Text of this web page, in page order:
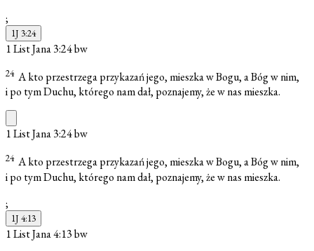
;
1J 3:24
1 List Jana 3:24bw
24 A kto przestrzega przykazań jego, mieszka w Bogu, a Bóg w nim,
i po tym Duchu, którego nam dał, poznajemy, że w nas mieszka.
1 List Jana 3:24bw
24 A kto przestrzega przykazań jego, mieszka w Bogu, a Bóg w nim,
i po tym Duchu, którego nam dał, poznajemy, że w nas mieszka.
;
1J 4:13
1 List Jana 4:13bw